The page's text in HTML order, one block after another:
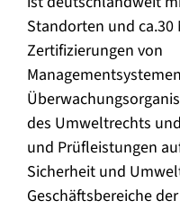
Standorten und
Zertifizierungen von
des Umweltrechts
und Prüfleistungen
Sicherheit und
Geschäftsbereiche